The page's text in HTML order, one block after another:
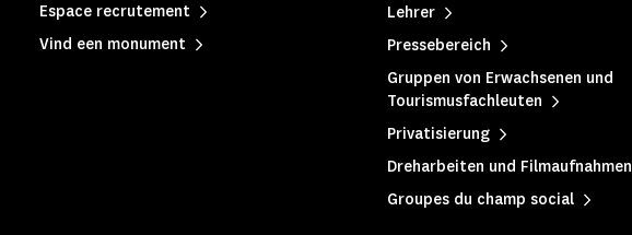
Lehrer
Pressebereich
Gruppen von Erwachsenen und
Tourismusfachleuten
Privatisierung
Dreharbeiten und Filmaufnahmen
Groupes du champ social
Espace recrutement
Vind een monument